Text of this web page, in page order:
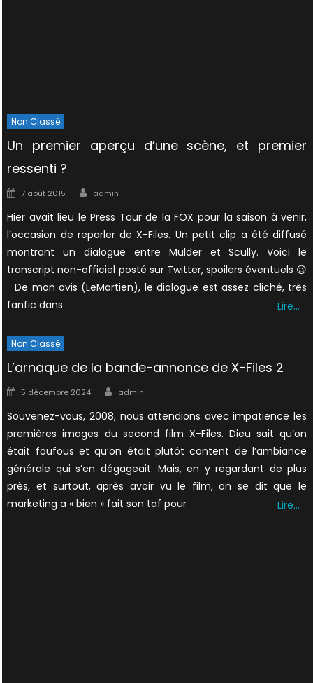
Non Classé
Un premier aperçu d’une scène, et premier
ressenti ?
Posted
7 août 2015 Author
admin
Hier avait lieu le Press Tour de la FOX pour la saison à venir,
l’occasion de reparler de X-Files. Un petit clip a été diffusé
montrant un dialogue entre Mulder et Scully. Voici le
transcript non-officiel posté sur Twitter, spoilers éventuels 😉
De mon avis (LeMartien), le dialogue est assez cliché, très
fanfic dans
Lire…
Non Classé
L’arnaque de la bande-annonce de X-Files 2
Posted
5 décembre 2024 Author
admin
Souvenez-vous, 2008, nous attendions avec impatience les
premières images du second film X-Files. Dieu sait qu’on
était foufous et qu’on était plutôt content de l’ambiance
générale qui s’en dégageait. Mais, en y regardant de plus
près, et surtout, après avoir vu le film, on se dit que le
marketing a « bien » fait son taf pour
Lire…